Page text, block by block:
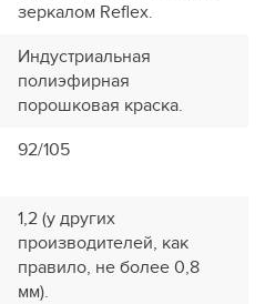
зеркалом Reflex.
Индустриальная
полиэфирная
порошковая краска.
92/105
1,2 (у других
производителей, как
правило, не более 0,8
мм).